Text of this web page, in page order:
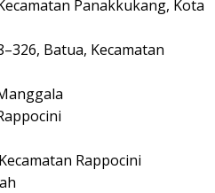
Panakkukang, Kota
Batua, Kecamatan
Rappocini